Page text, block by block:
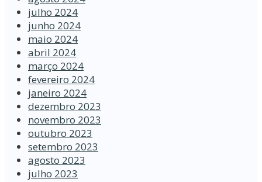
julho 2024
junho 2024
maio 2024
abril 2024
março 2024
fevereiro 2024
janeiro 2024
dezembro 2023
novembro 2023
outubro 2023
setembro 2023
agosto 2023
julho 2023